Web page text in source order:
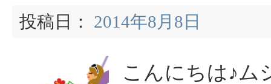
投稿日： 2014年8月8日
こんにちは♪ム